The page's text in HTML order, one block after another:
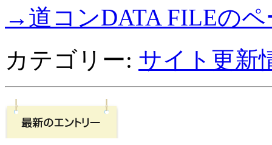
→道コンDATA FILEの
カテゴリー: サイト更新